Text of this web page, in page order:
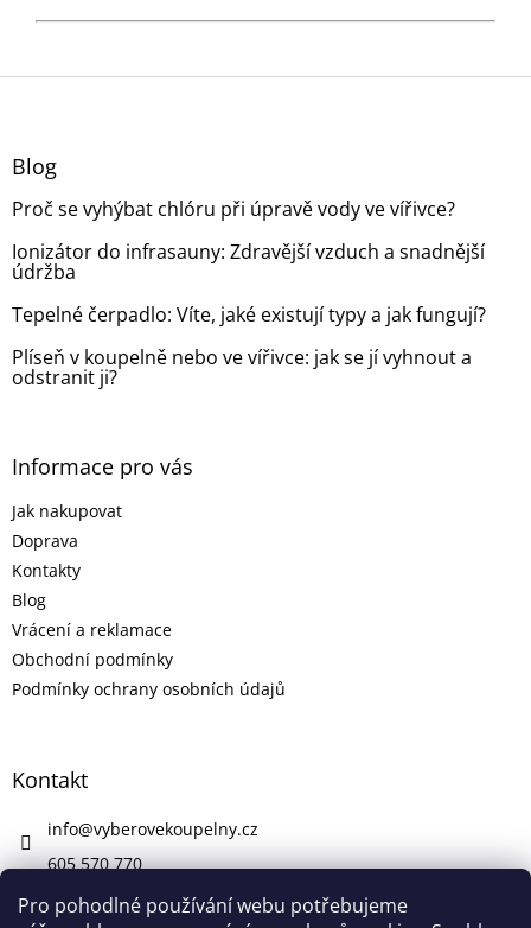
Pro pohodlné používání webu potřebujeme
Z
Blog
Proč se vyhýbat chlóru při úpravě vody ve vířivce?
Ionizátor do infrasauny: Zdravější vzduch a snadnější
údržba
Tepelné čerpadlo: Víte, jaké existují typy a jak fungují?
Plíseň v koupelně nebo ve vířivce: jak se jí vyhnout a
odstranit ji?
Informace pro vás
Jak nakupovat
Doprava
Kontakty
Blog
Vrácení a reklamace
Obchodní podmínky
Podmínky ochrany osobních údajů
Kontakt
info@vyberovekoupelny.cz
605 570 770
https://www.facebook.com/vyberovekoupelny/